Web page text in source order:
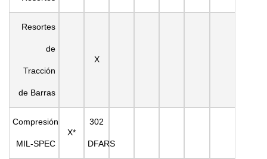
Resortes
de
Tracción
de Barras
X
Compresión
MIL-SPEC
X*
302
DFARS